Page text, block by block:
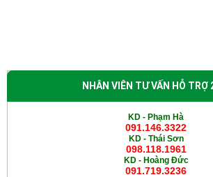
NHÂN VIÊN TƯ VẤN HỖ TRỢ
KD - Phạm Hà
091.146.3322
KD - Thái Sơn
098.118.1961
KD - Hoàng Đức
091.719.3236